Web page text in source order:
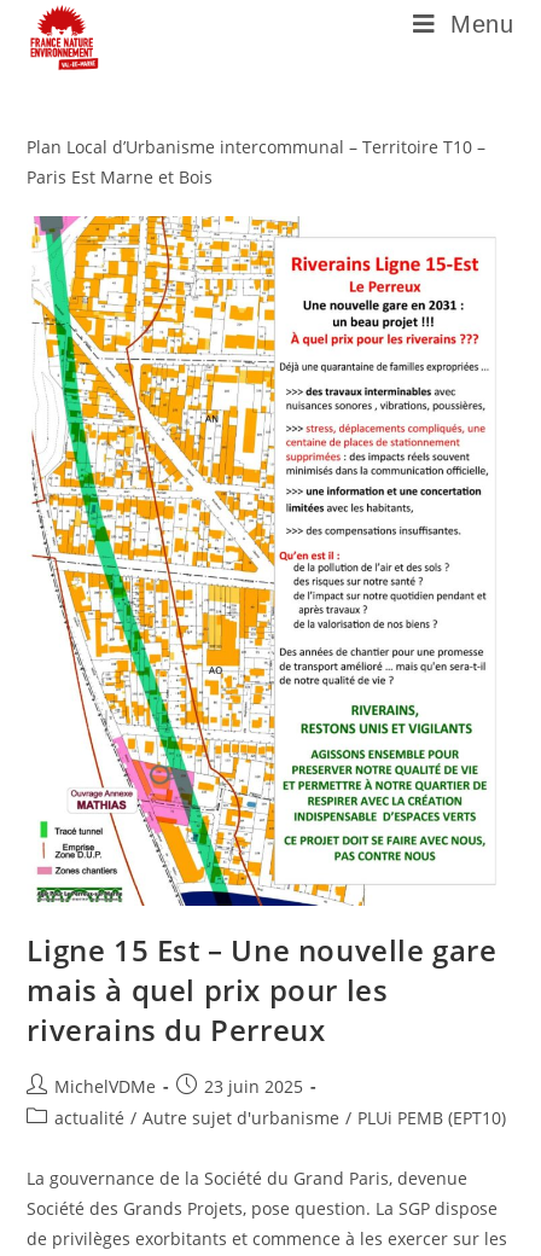
Menu
Plan Local d’Urbanisme intercommunal – Territoire T10 –
Paris Est Marne et Bois
Ligne 15 Est – Une nouvelle gare
mais à quel prix pour les
riverains du Perreux
MichelVDMe
23 juin 2025
actualité / Autre sujet d'urbanisme / PLUi PEMB (EPT10)
La gouvernance de la Société du Grand Paris, devenue
Société des Grands Projets, pose question. La SGP dispose
de privilèges exorbitants et commence à les exercer sur les